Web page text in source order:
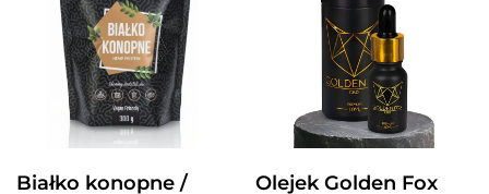
Białko konopne /
Olejek Golden Fox